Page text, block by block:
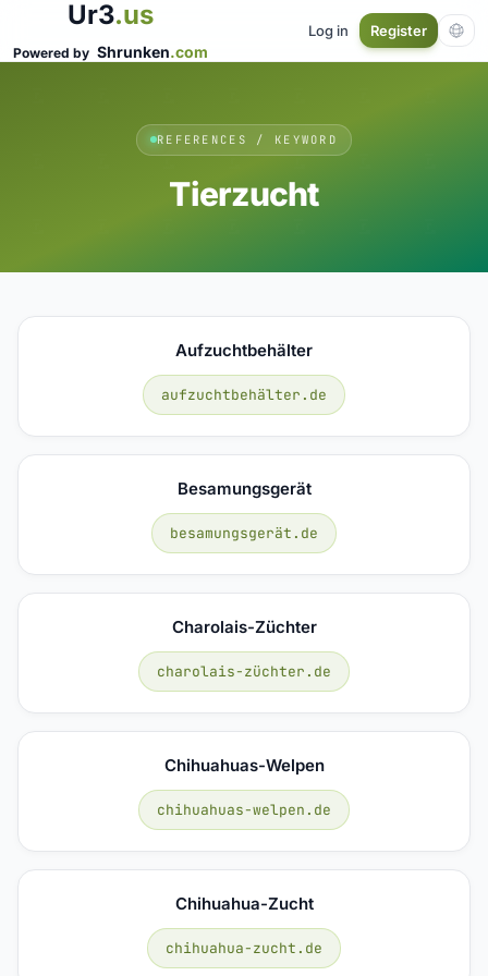
Ur3.us
Powered by Shrunken.com
Log in Register
REFERENCES / KEYWORD
Tierzucht
Aufzuchtbehälter
aufzuchtbehälter.de
Besamungsgerät
besamungsgerät.de
Charolais-Züchter
charolais-züchter.de
Chihuahuas-Welpen
chihuahuas-welpen.de
Chihuahua-Zucht
chihuahua-zucht.de